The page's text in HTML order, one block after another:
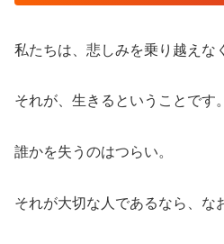
私たちは、悲しみを乗り越えな
それが、生きるということです。
誰かを失うのはつらい。
それが大切な人であるなら、な